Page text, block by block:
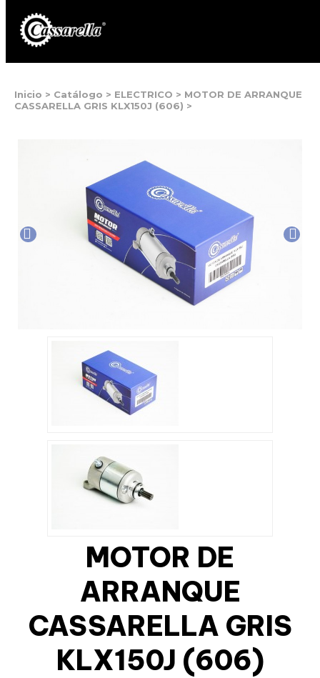
Inicio > Catálogo > ELECTRICO > MOTOR DE ARRANQUE
CASSARELLA GRIS KLX150J (606) >
MOTOR DE
ARRANQUE
CASSARELLA GRIS
KLX150J (606)